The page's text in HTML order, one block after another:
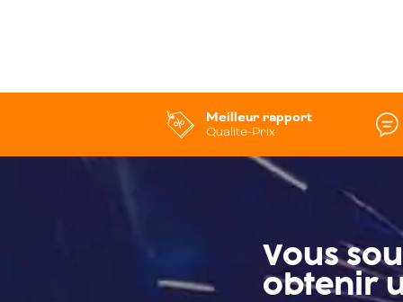
Meilleur rapport
Qualite-Prix
Vous
obtenir